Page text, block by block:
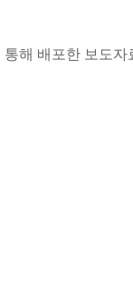
통해 배포한 보도